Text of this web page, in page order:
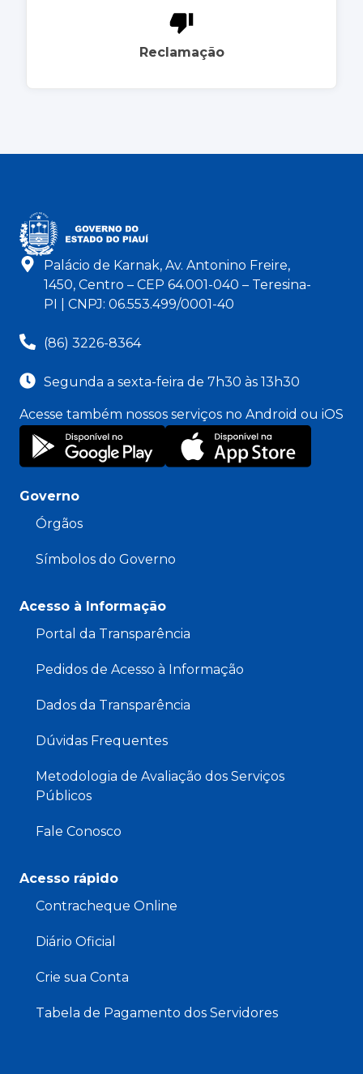
Reclamação
Palácio de Karnak, Av. Antonino Freire,
1450, Centro – CEP 64.001-040 – Teresina-
PI | CNPJ: 06.553.499/0001-40
(86) 3226-8364
Segunda a sexta-feira de 7h30 às 13h30
Acesse também nossos serviços no Android ou iOS
Governo
Órgãos
Símbolos do Governo
Acesso à Informação
Portal da Transparência
Pedidos de Acesso à Informação
Dados da Transparência
Dúvidas Frequentes
Metodologia de Avaliação dos Serviços
Públicos
Fale Conosco
Acesso rápido
Contracheque Online
Diário Oficial
Crie sua Conta
Tabela de Pagamento dos Servidores